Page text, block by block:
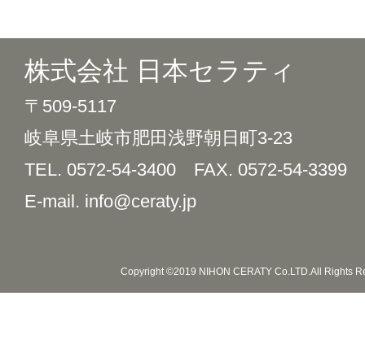
株式会社 日本セラティ
〒509-5117
岐阜県土岐市肥田浅野朝日町3-23
TEL. 0572-54-3400 FAX. 0572-54-3399
E-mail. info@ceraty.jp
Copyright ©2019 NIHON CERATY Co.LTD.All Rights